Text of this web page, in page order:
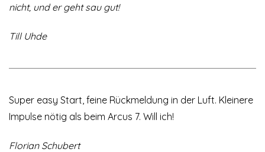
nicht, und er geht sau gut!
Till Uhde
Super easy Start, feine Rückmeldung in der Luft. Kleinere
Impulse nötig als beim Arcus 7. Will ich!
Florian Schubert